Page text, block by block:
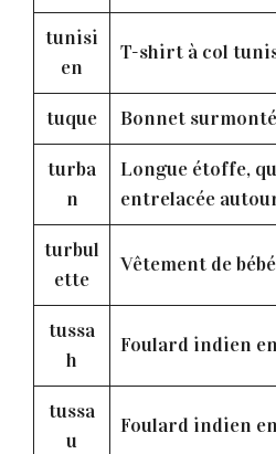
tunisi
en
T-shirt à col
tuque Bonnet
turba
n
Longue étoffe,
entrelacée
turbul
ette
Vêtement de bébé
tussa
h
Foulard indien
tussa
u
Foulard indien